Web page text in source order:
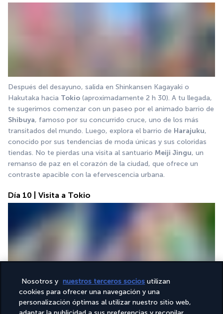
Después del desayuno, salida en Shinkansen Kagayaki o
Hakutaka hacia Tokio (aproximadamente 2 h 30). A tu llegada,
Shibuya, famoso por su concurrido cruce, uno de los más
transitados del mundo. Luego, explora el barrio de Harajuku,
conocido por sus tendencias de moda únicas y sus coloridas
tiendas. No te pierdas una visita al santuario Meiji Jingu, un
remanso de paz en el corazón de la ciudad, que ofrece un
contraste apacible con la efervescencia urbana.
Día 10 | Visita a Tokio
Después del desayuno, sal a descubrir los imprescindibles de
. Te sugerimos comenzar por Asakusa
y su templo
Senso-ji, un lugar emblemático de la tradición japonesa.
Nosotros y nuestros terceros socios utilizan
cookies para ofrecer una navegación y una
personalización óptimas al utilizar nuestro sitio web,